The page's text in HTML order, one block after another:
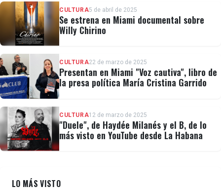
CULTURA5 de abril de 2025
Se estrena en Miami documental sobre
Willy Chirino
CULTURA22 de marzo de 2025
Presentan en Miami "Voz cautiva", libro de
la presa política María Cristina Garrido
CULTURA12 de marzo de 2025
"Duele", de Haydée Milanés y el B, de lo
más visto en YouTube desde La Habana
LO MÁS VISTO